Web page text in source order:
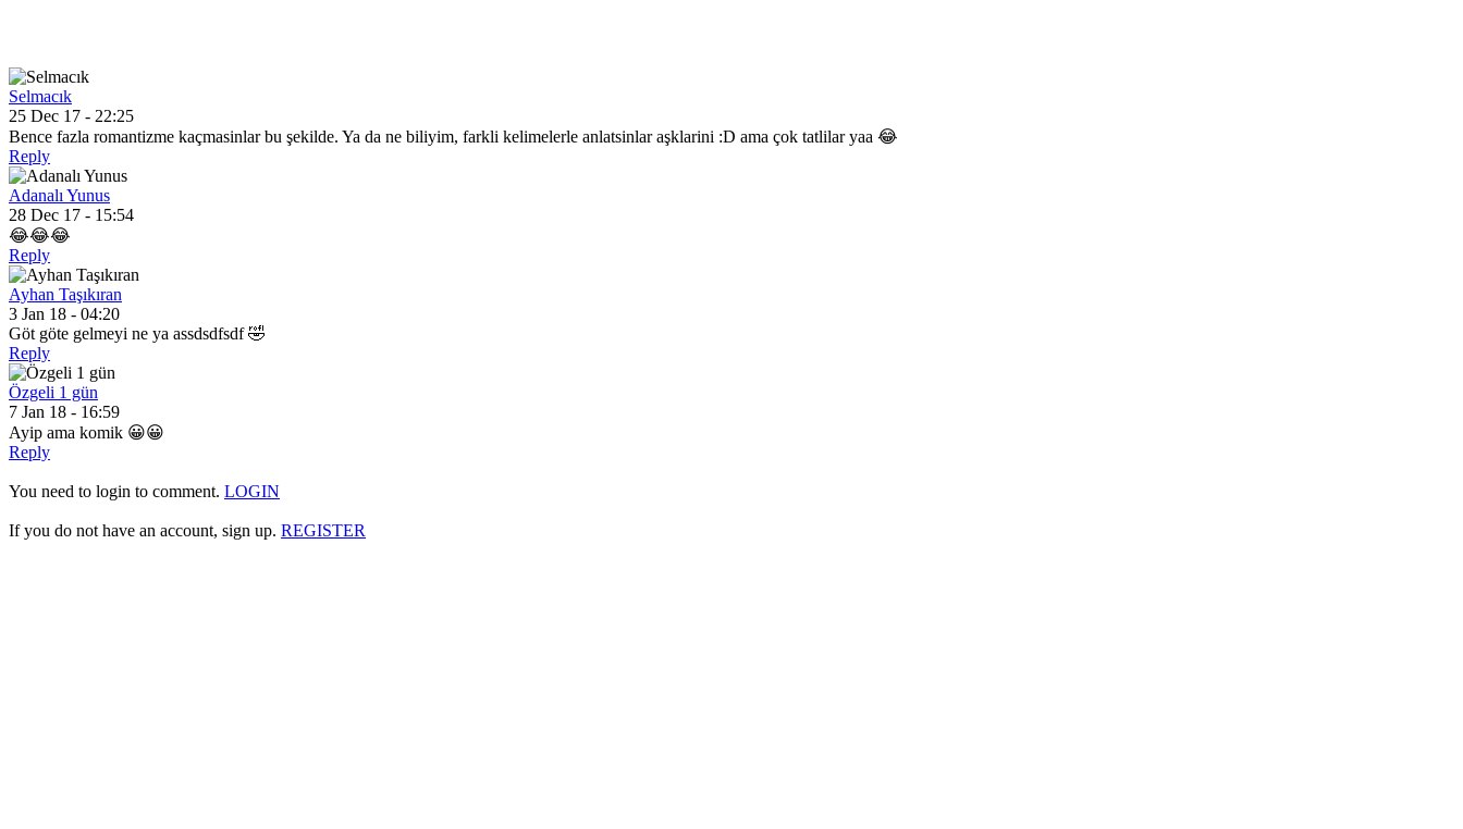
Selmacık
25 Dec 17 - 22:25
Bence fazla romantizme kaçmasinlar bu şekilde. Ya da ne biliyim, farkli kelimelerle anlatsinlar aşklarini :D ama çok tatlilar yaa 😂
Reply
Adanalı Yunus
28 Dec 17 - 15:54
😂😂😂
Reply
Ayhan Taşıkıran
3 Jan 18 - 04:20
Göt göte gelmeyi ne ya assdsdfsdf 🤣
Reply
Özgeli 1 gün
7 Jan 18 - 16:59
Ayip ama komik 😀😀
Reply
You need to login to comment. LOGIN
If you do not have an account, sign up. REGISTER